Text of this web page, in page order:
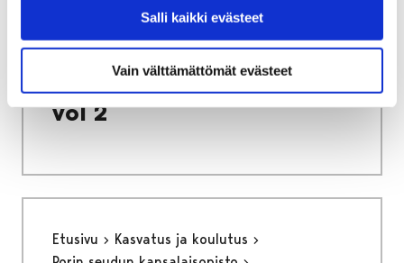
Salli kaikki evästeet
Vain välttämättömät evästeet
Harrastamisen Porin malli
Porin mallin värityskirja
vol 2
Etusivu
Kasvatus ja koulutus